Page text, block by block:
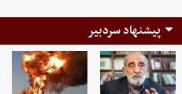
پیشنهاد سردبیر